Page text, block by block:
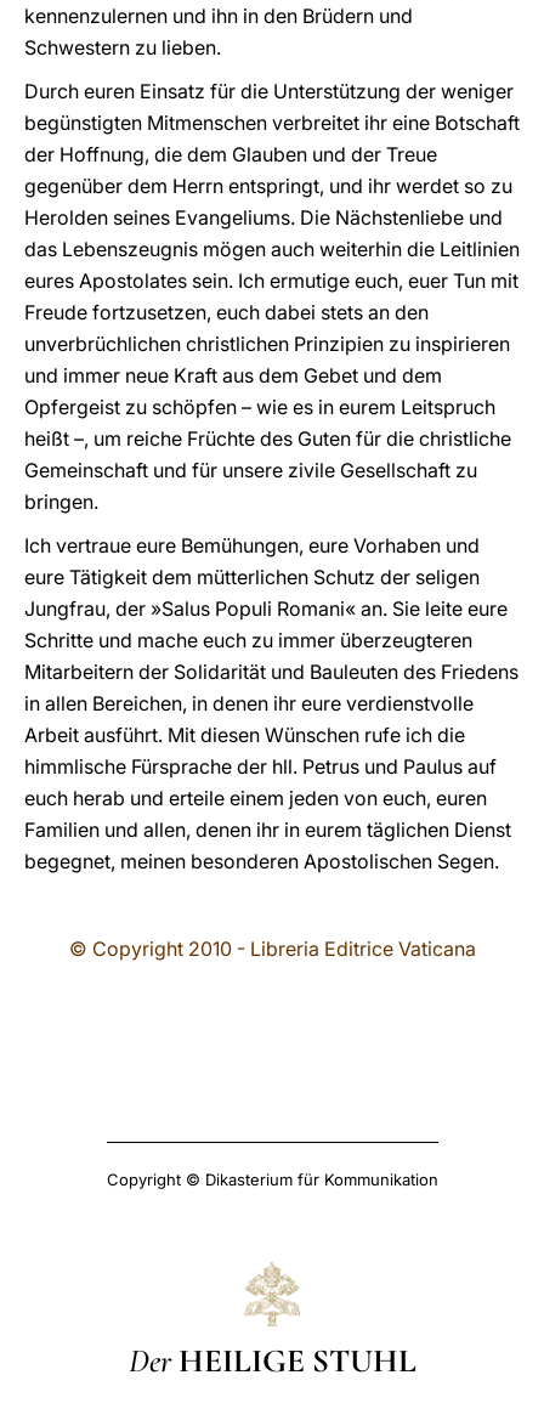
kennenzulernen und ihn in den Brüdern und
Schwestern zu lieben.
Durch euren Einsatz für die Unterstützung der weniger
begünstigten Mitmenschen verbreitet ihr eine Botschaft
der Hoffnung, die dem Glauben und der Treue
gegenüber dem Herrn entspringt, und ihr werdet so zu
Herolden seines Evangeliums. Die Nächstenliebe und
das Lebenszeugnis mögen auch weiterhin die Leitlinien
eures Apostolates sein. Ich ermutige euch, euer Tun mit
Freude fortzusetzen, euch dabei stets an den
unverbrüchlichen christlichen Prinzipien zu inspirieren
und immer neue Kraft aus dem Gebet und dem
Opfergeist zu schöpfen – wie es in eurem Leitspruch
heißt –, um reiche Früchte des Guten für die christliche
Gemeinschaft und für unsere zivile Gesellschaft zu
bringen.
Ich vertraue eure Bemühungen, eure Vorhaben und
eure Tätigkeit dem mütterlichen Schutz der seligen
Jungfrau, der »Salus Populi Romani« an. Sie leite eure
Schritte und mache euch zu immer überzeugteren
Mitarbeitern der Solidarität und Bauleuten des Friedens
in allen Bereichen, in denen ihr eure verdienstvolle
Arbeit ausführt. Mit diesen Wünschen rufe ich die
himmlische Fürsprache der hll. Petrus und Paulus auf
euch herab und erteile einem jeden von euch, euren
Familien und allen, denen ihr in eurem täglichen Dienst
begegnet, meinen besonderen Apostolischen Segen.
© Copyright 2010 - Libreria Editrice Vaticana
Copyright © Dikasterium für Kommunikation
Der HEILIGE STUHL